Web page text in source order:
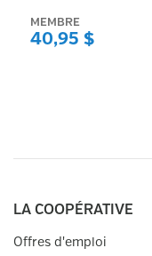
MEMBRE
40,95 $
LA COOPÉRATIVE
Offres d'emploi